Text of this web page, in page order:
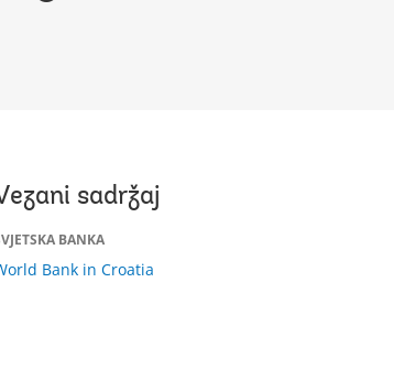
sadržaj
BANKA
Bank in Croatia